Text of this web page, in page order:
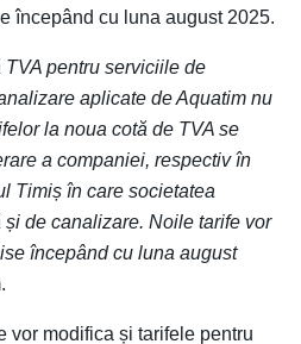
începând cu luna august 2025.
pentru serviciile de
aplicate de Aquatim nu
la noua cotă de TVA se
a companiei, respectiv în
Timiș în care societatea
de canalizare. Noile tarife vor
începând cu luna august
vor modifica și tarifele pentru